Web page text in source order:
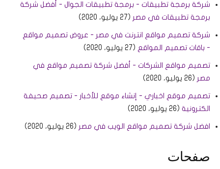
شركة برمجة تطبيقات - برمجة تطبيقات الجوال - أفضل شركة
برمجة تطبيقات في مصر (27 يوليو، 2020)
شركة تصميم مواقع انترنت في مصر - عروض تصميم مواقع
- باقات تصميم المواقع (27 يوليو، 2020)
تصميم مواقع الشركات - أفضل شركة تصميم مواقع في
مصر (26 يوليو، 2020)
تصميم موقع اخباري - إنشاء موقع للأخبار - تصميم صحيفة
الكترونية (26 يوليو، 2020)
افضل شركة تصميم مواقع الويب في مصر (26 يوليو، 2020)
صفحات